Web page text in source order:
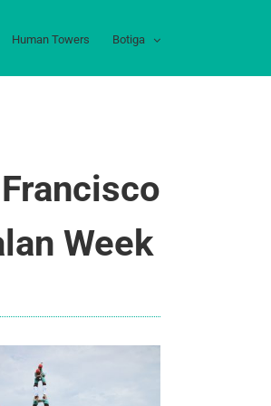
Human Towers Botiga
Week